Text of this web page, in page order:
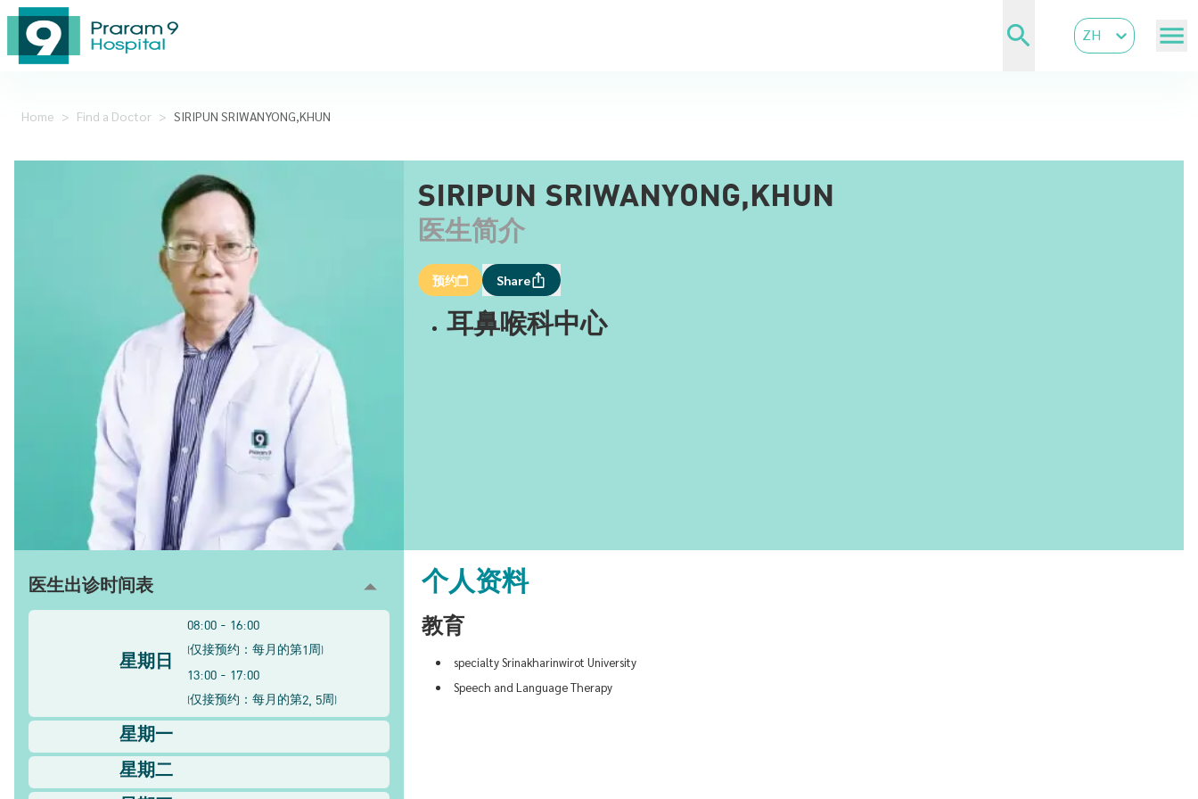
ZH
Home > Find a Doctor > SIRIPUN SRIWANYONG,KHUN
SIRIPUN SRIWANYONG,KHUN
医生简介
预约 Share
耳鼻喉科中心
医生出诊时间表
星期日
08:00 - 16:00
(仅接预约：每月的第1周)
13:00 - 17:00
(仅接预约：每月的第2, 5周)
星期一
星期二
个人资料
教育
specialty Srinakharinwirot University
Speech and Language Therapy